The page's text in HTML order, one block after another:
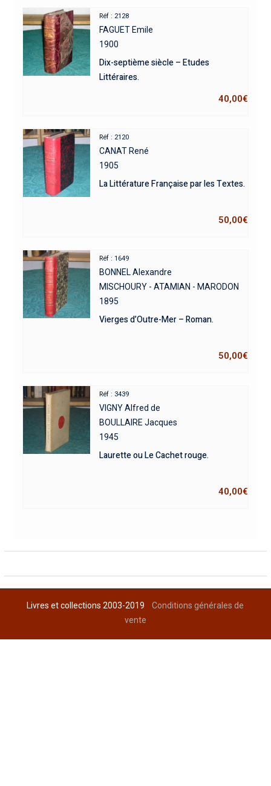
Réf : 2128
FAGUET Emile
1900
Dix-septième siècle – Etudes
Littéraires.
40,00€
Réf : 2120
CANAT René
1905
La Littérature Française par les Textes.
50,00€
Réf : 1649
BONNEL Alexandre
MISCHOURY - ATAMIAN - MARODON
1895
Vierges d’Outre-Mer – Roman.
50,00€
Réf : 3439
VIGNY Alfred de
BOULLAIRE Jacques
1945
Laurette ou Le Cachet rouge.
40,00€
Livres et collections 2003-2019Conditions générales de
vente